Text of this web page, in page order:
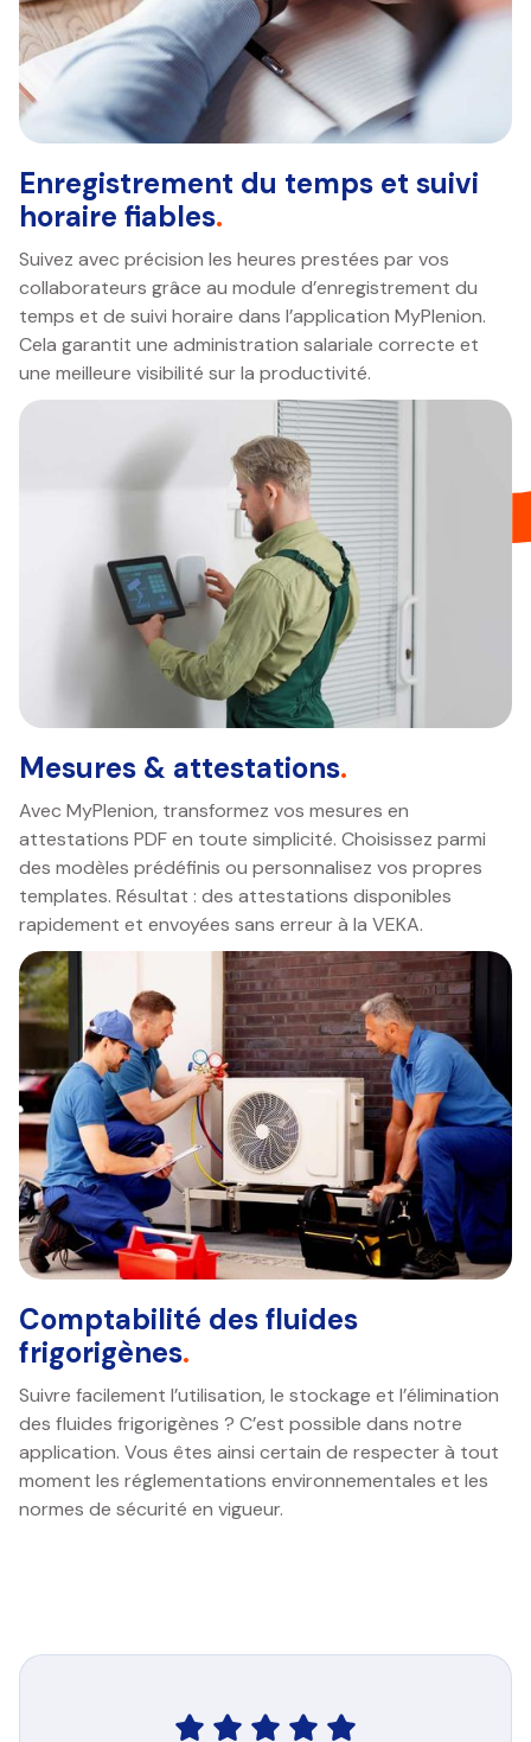
Enregistrement du temps et suivi
horaire fiables.
Suivez avec précision les heures prestées par vos
collaborateurs grâce au module d’enregistrement du
temps et de suivi horaire dans l’application MyPlenion.
Cela garantit une administration salariale correcte et
une meilleure visibilité sur la productivité.
Mesures & attestations.
Avec MyPlenion, transformez vos mesures en
attestations PDF en toute simplicité. Choisissez parmi
des modèles prédéfinis ou personnalisez vos propres
templates. Résultat : des attestations disponibles
rapidement et envoyées sans erreur à la VEKA.
Comptabilité des fluides
frigorigènes.
Suivre facilement l’utilisation, le stockage et l’élimination
des fluides frigorigènes ? C’est possible dans notre
application. Vous êtes ainsi certain de respecter à tout
moment les réglementations environnementales et les
normes de sécurité en vigueur.